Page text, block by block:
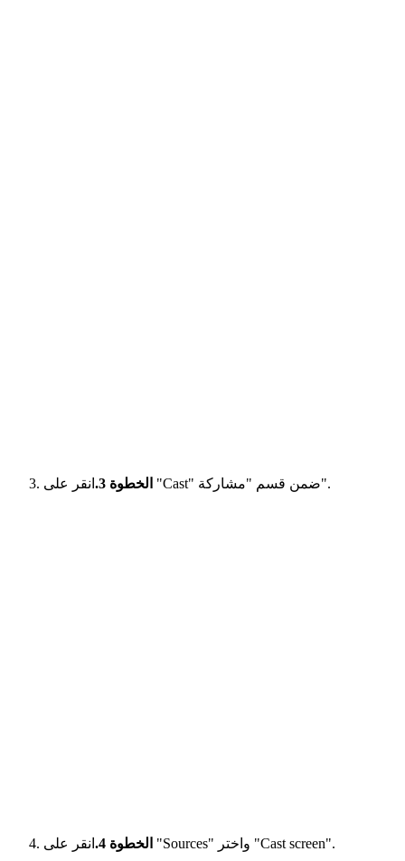
الخطوة 3. انقر على "Cast" ضمن قسم "مشاركة".
الخطوة 4. انقر على "Sources" واختر "Cast screen".